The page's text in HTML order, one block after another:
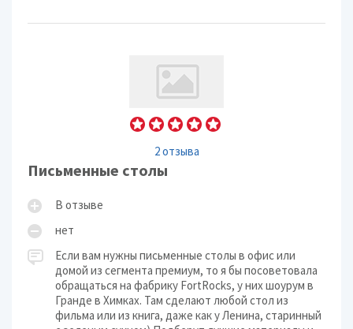
2 отзыва
Письменные столы
В отзыве
нет
Если вам нужны письменные столы в офис или
домой из сегмента премиум, то я бы посоветовала
обращаться на фабрику FortRocks, у них шоурум в
Гранде в Химках. Там сделают любой стол из
фильма или из книга, даже как у Ленина, старинный